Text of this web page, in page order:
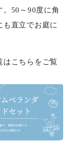
。50～90度に角
も直立でお庭に
はこちらをご覧